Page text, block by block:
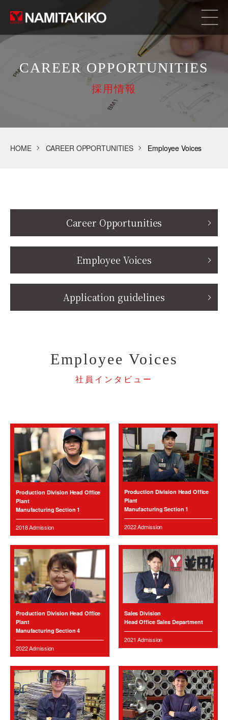
CAREER OPPORTUNITIES
採用情報
HOME CAREER OPPORTUNITIES Employee Voices
Career Opportunities
Employee Voices
Application guidelines
Employee Voices
社員インタビュー
Production Division Head Office
Plant
Manufacturing Section 1
2018 Admission
Production Division Head Office
Plant
Manufacturing Section 1
2022 Admission
Production Division Head Office
Plant
Manufacturing Section 4
2022 Admission
Sales Division
Head Office Sales Department
2021 Admission